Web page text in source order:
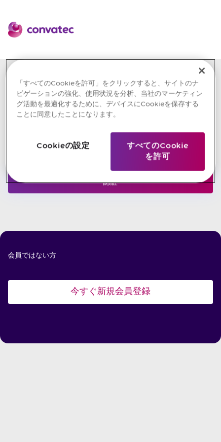
認証
会員ではない方
今すぐ新規会員登録
「すべてのCookieを許可」をクリックすると、サイトのナ
ビゲーションの強化、使用状況を分析、当社のマーケティン
グ活動を最適化するために、デバイスにCookieを保存する
ことに同意したことになります。
すべてのCookie
を許可
Cookieの設定